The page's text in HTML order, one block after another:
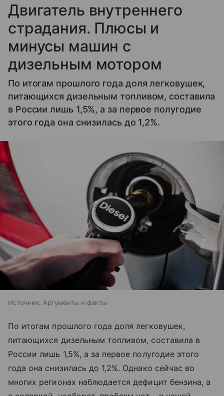
Двигатель внутреннего
страдания. Плюсы и
минусы машин с
дизельным мотором
По итогам прошлого года доля легковушек,
питающихся дизельным топливом, составила
в России лишь 1,5%, а за первое полугодие
этого года она снизилась до 1,2%.
Источник: Аргументы и факты
По итогам прошлого года доля легковушек,
питающихся дизельным топливом, составила в
России лишь 1,5%, а за первое полугодие этого
года она снизилась до 1,2%. Однако сейчас во
многих регионах наблюдается дефицит бензина, а